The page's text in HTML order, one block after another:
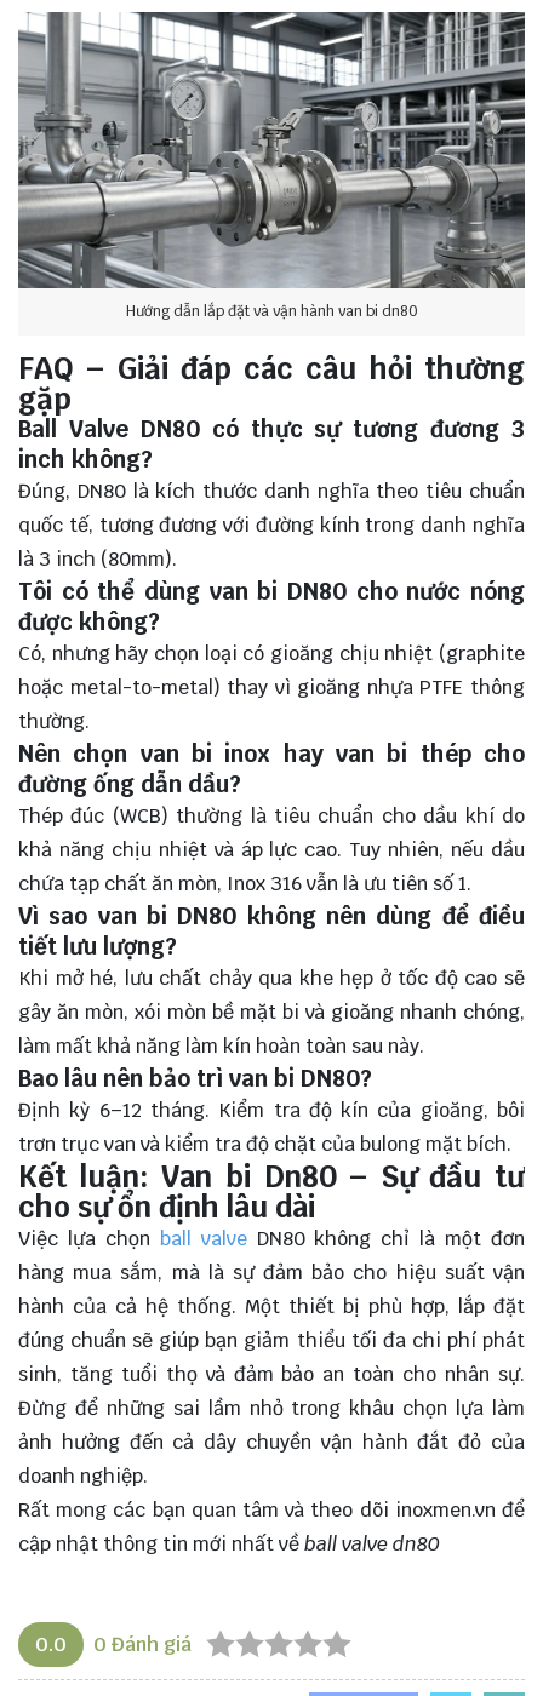
Hướng dẫn lắp đặt và vận hành van bi dn80
FAQ – Giải đáp các câu hỏi thường
gặp
Ball Valve DN80 có thực sự tương đương 3
inch không?
Đúng, DN80 là kích thước danh nghĩa theo tiêu chuẩn
quốc tế, tương đương với đường kính trong danh nghĩa
là 3 inch (80mm).
Tôi có thể dùng van bi DN80 cho nước nóng
được không?
Có, nhưng hãy chọn loại có gioăng chịu nhiệt (graphite
hoặc metal-to-metal) thay vì gioăng nhựa PTFE thông
thường.
Nên chọn van bi inox hay van bi thép cho
đường ống dẫn dầu?
Thép đúc (WCB) thường là tiêu chuẩn cho dầu khí do
khả năng chịu nhiệt và áp lực cao. Tuy nhiên, nếu dầu
chứa tạp chất ăn mòn, Inox 316 vẫn là ưu tiên số 1.
Vì sao van bi DN80 không nên dùng để điều
tiết lưu lượng?
Khi mở hé, lưu chất chảy qua khe hẹp ở tốc độ cao sẽ
gây ăn mòn, xói mòn bề mặt bi và gioăng nhanh chóng,
làm mất khả năng làm kín hoàn toàn sau này.
Bao lâu nên bảo trì van bi DN80?
Định kỳ 6–12 tháng. Kiểm tra độ kín của gioăng, bôi
trơn trục van và kiểm tra độ chặt của bulong mặt bích.
Kết luận: Van bi Dn80 – Sự đầu tư
cho sự ổn định lâu dài
Việc lựa chọn ball valve DN80 không chỉ là một đơn
hàng mua sắm, mà là sự đảm bảo cho hiệu suất vận
hành của cả hệ thống. Một thiết bị phù hợp, lắp đặt
đúng chuẩn sẽ giúp bạn giảm thiểu tối đa chi phí phát
sinh, tăng tuổi thọ và đảm bảo an toàn cho nhân sự.
Đừng để những sai lầm nhỏ trong khâu chọn lựa làm
ảnh hưởng đến cả dây chuyền vận hành đắt đỏ của
doanh nghiệp.
Rất mong các bạn quan tâm và theo dõi inoxmen.vn để
cập nhật thông tin mới nhất vềball valve dn80
0.0 0 Đánh giá